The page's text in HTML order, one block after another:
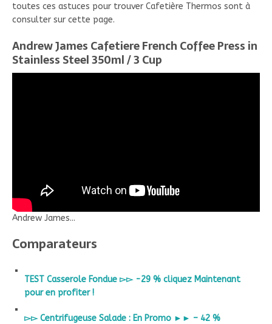
toutes ces astuces pour trouver Cafetière Thermos sont à
consulter sur cette page.
Andrew James Cafetiere French Coffee Press in
Stainless Steel 350ml / 3 Cup
Andrew James...
Comparateurs
TEST Casserole Fondue ▻▻ -29 % cliquez Maintenant
pour en profiter !
▻▻ Centrifugeuse Salade : En Promo ►► – 42 %